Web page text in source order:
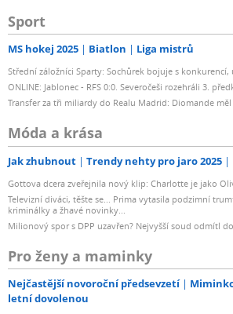
Sport
MS hokej 2025 Biatlon Liga mistrů
Střední záložníci Sparty: Sochůrek bojuje s konkurencí,
ONLINE: Jablonec - RFS 0:0. Severočeši rozehráli 3.
Transfer za tři miliardy do Realu Madrid: Diomande
Móda a krása
Jak zhubnout Trendy nehty pro jaro 2025
Gottova dcera zveřejnila nový klip: Charlotte je jako
Televizní diváci, těšte se... Prima vytasila podzimní
kriminálky a žhavé novinky...
Milionový spor s DPP uzavřen? Nejvyšší soud odmítl
Pro ženy a maminky
Nejčastější novoroční předsevzetí
letní dovolenou